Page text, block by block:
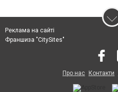
Реклама на сайті
Франшиза "CitySites"
Про нас Контакти